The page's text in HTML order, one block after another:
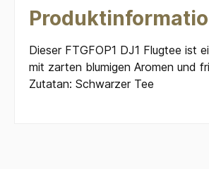
Dieser FTGFOP1 DJ1 Flugtee ist
mit zarten blumigen Aromen und
Zutatan: Schwarzer Tee